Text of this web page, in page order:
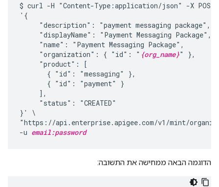
$ curl -H "Content-Type:application/json" -X
'{
     "description": "payment messaging package",
     "displayName": "Payment Messaging Package",
     "name": "Payment Messaging Package",
     "organization": { "id": "
{org_name}" },
     "product": [
       { "id": "messaging" },
       { "id": "payment" }
     ],
     "status": "CREATED"
}' \
"https://api.enterprise.apigee.com/v1/mint/
-u email:password
הדוגמה הבאה ממחישה את התשובה: